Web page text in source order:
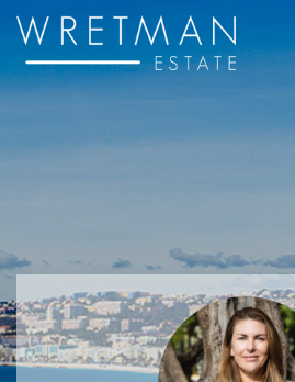
Cookies management panel